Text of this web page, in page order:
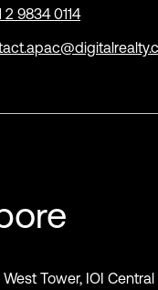
2 9834 0114
Tower, IOI Central